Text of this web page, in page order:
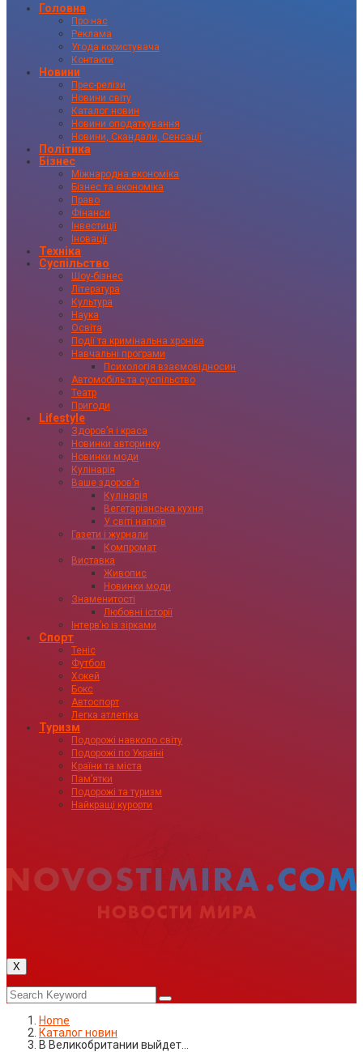
Головна
Про нас
Реклама
Угода користувача
Контакти
Новини
Прес-релізи
Новини світу
Каталог новин
Новини оподаткування
Новини, Скандали, Сенсації
Політика
Бізнес
Міжнародна економіка
Бізнес та економіка
Право
Фінанси
Інвестиції
Іновації
Техніка
Суспільство
Шоу-бізнес
Література
Культура
Наука
Освіта
Події та кримінальна хроніка
Навчальні програми
Психологія взаємовідносин
Автомобіль та суспільство
Театр
Пригоди
Lifestyle
Здоровʼя і краса
Новинки авторинку
Новинки моди
Кулінарія
Ваше здоровʼя
Кулінарія
Вегетаріанська кухня
У світі напоїв
Газети і журнали
Компромат
Виставка
Живопис
Новинки моди
Знаменитості
Любовні історії
Інтервʼю із зірками
Спорт
Теніс
Футбол
Хокей
Бокс
Автоспорт
Легка атлетіка
Туризм
Подорожі навколо світу
Подорожі по Україні
Країни та міста
Пам’ятки
Подорожі та туризм
Найкращі курорти
X
Home
Каталог новин
В Великобритании выйдет…